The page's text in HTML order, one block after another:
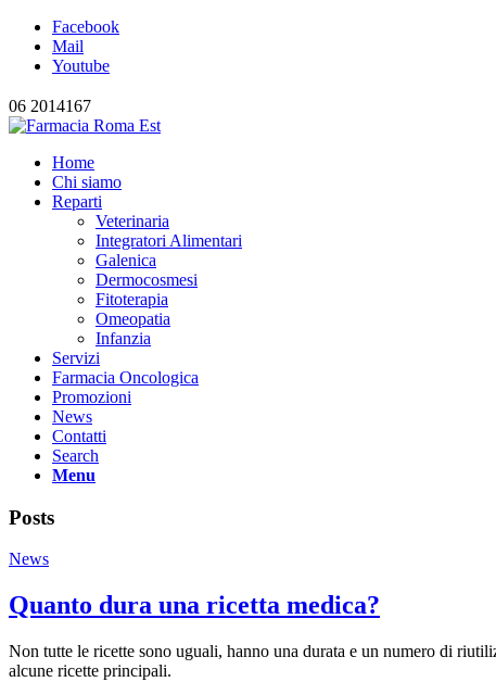
Facebook
Mail
Youtube
06 2014167
Home
Chi siamo
Reparti
Veterinaria
Integratori Alimentari
Galenica
Dermocosmesi
Fitoterapia
Omeopatia
Infanzia
Servizi
Farmacia Oncologica
Promozioni
News
Contatti
Search
Menu
Posts
News
Quanto dura una ricetta medica?
Non tutte le ricette sono uguali, hanno una durata e un numero di
alcune ricette principali.